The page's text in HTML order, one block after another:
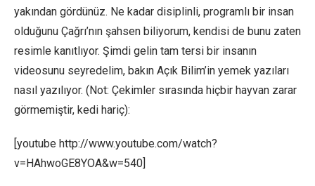
yakından gördünüz. Ne kadar disiplinli, programlı bir insan
olduğunu Çağrı’nın şahsen biliyorum, kendisi de bunu zaten
resimle kanıtlıyor. Şimdi gelin tam tersi bir insanın
videosunu seyredelim, bakın Açık Bilim’in yemek yazıları
nasıl yazılıyor. (Not: Çekimler sırasında hiçbir hayvan zarar
görmemiştir, kedi hariç):
[youtube http://www.youtube.com/watch?
v=HAhwoGE8YOA&w=540]